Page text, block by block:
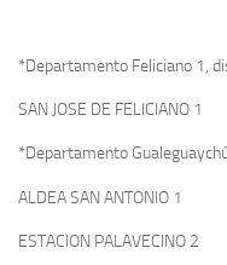
*Departamento Feliciano 1,
SAN JOSE DE FELICIANO 1
*Departamento
ALDEA SAN ANTONIO 1
ESTACION PALAVECINO 2